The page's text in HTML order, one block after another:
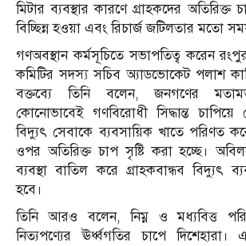
মিটার ব্যবস্থার কারণে গ্রাহকদের
বিচ্ছিন্ন হওয়া এবং রিচার্জ জটিলতার মতো
গণঅবস্থান কর্মসূচিতে সভাপতিত্ব করেন
কমিটির সদস্য সচিব অ্যাডভোকেট পলাশ
বক্তব্যে তিনি বলেন, জনগণের
কোনোভাবেই গণবিরোধী সিদ্ধান্ত
বিদ্যুৎ সেবাকে ব্যবসায়িক খাতে পরিণত
ওপর অতিরিক্ত চাপ সৃষ্টি করা হচ্ছে।
ব্যবস্থা বাতিল করে গ্রাহকবান্ধব বিদ্যুৎ
হবে।
তিনি আরও বলেন, নিম্ন ও মধ্যবিত্ত
নিত্যপণ্যের ঊর্ধ্বগতির চাপে দিশেহারা।